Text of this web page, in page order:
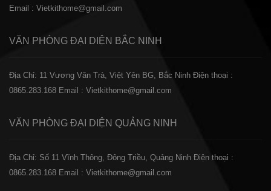
Email : Vietkithome@gmail.com
VĂN PHÒNG ĐẠI DIỆN BẮC NINH
Địa Chỉ: 11 Vương Văn Trà, Việt Yên BG, Bắc Ninh Điện thoại :
0865.283.168 Email : Vietkithome@gmail.com
VĂN PHÒNG ĐẠI DIỆN QUẢNG NINH
Địa Chỉ: Số 11 Vĩnh Thông, Đông Triều, Quảng Ninh Điện thoại :
0865.283.168 Email : Vietkithome@gmail.com